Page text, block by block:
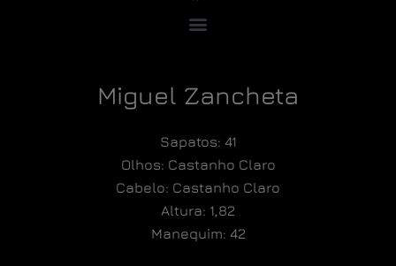
Miguel Zancheta
Sapatos: 41
Olhos: Castanho Claro
Cabelo: Castanho Claro
Altura: 1,82
Manequim: 42